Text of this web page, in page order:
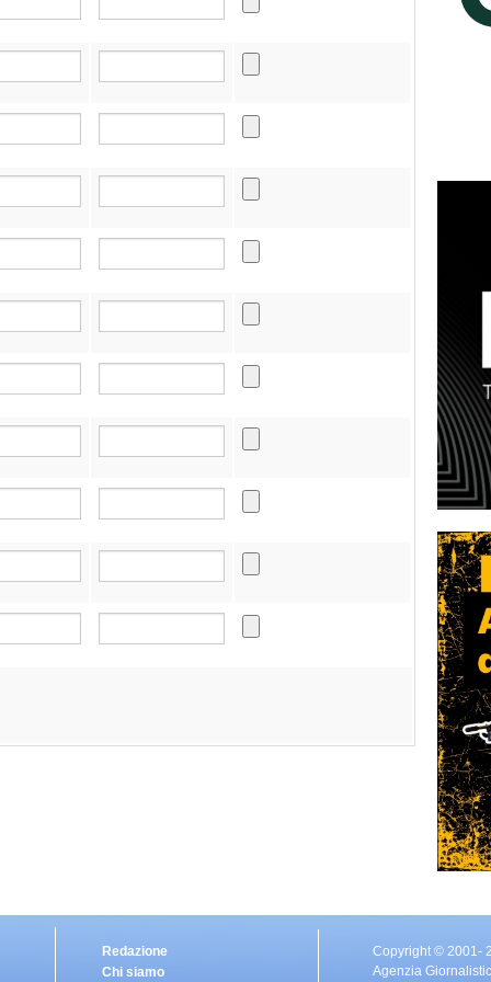
Redazione
Chi siamo
Copyright © 2001-
Agenzia